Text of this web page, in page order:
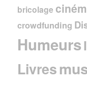
bricolage
crowdfunding
Humeurs
Livres